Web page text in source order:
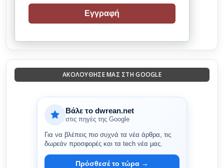
Εγγραφή
ΑΚΟΛΟΎΘΗΣΈ ΜΑΣ ΣΤΗ GOOGLE
Βάλε το dwrean.net
στις πηγές της Google
Για να βλέπεις πιο συχνά τα νέα άρθρα, τις
δωρεάν προσφορές και τα tech νέα μας.
Πρόσθεσέ το τώρα →